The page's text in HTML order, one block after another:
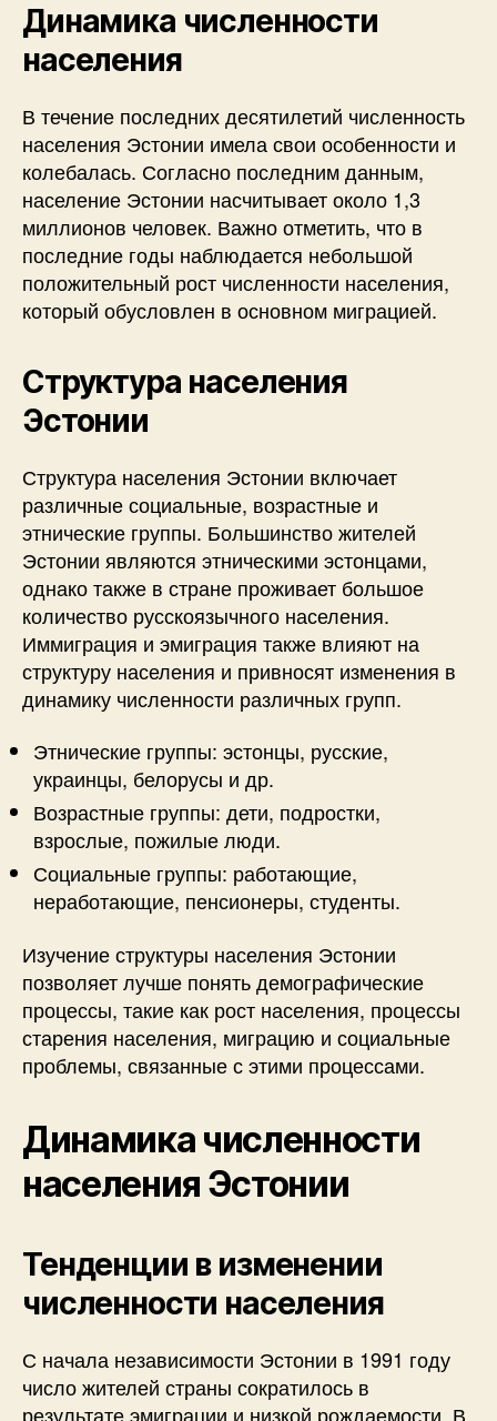
Динамика численности
населения
В течение последних десятилетий численность
населения Эстонии имела свои особенности и
колебалась. Согласно последним данным,
население Эстонии насчитывает около 1,3
миллионов человек. Важно отметить, что в
последние годы наблюдается небольшой
положительный рост численности населения,
который обусловлен в основном миграцией.
Структура населения
Эстонии
Структура населения Эстонии включает
различные социальные, возрастные и
этнические группы. Большинство жителей
Эстонии являются этническими эстонцами,
однако также в стране проживает большое
количество русскоязычного населения.
Иммиграция и эмиграция также влияют на
структуру населения и привносят изменения в
динамику численности различных групп.
Этнические группы: эстонцы, русские,
украинцы, белорусы и др.
Возрастные группы: дети, подростки,
взрослые, пожилые люди.
Социальные группы: работающие,
неработающие, пенсионеры, студенты.
Изучение структуры населения Эстонии
позволяет лучше понять демографические
процессы, такие как рост населения, процессы
старения населения, миграцию и социальные
проблемы, связанные с этими процессами.
Динамика численности
населения Эстонии
Тенденции в изменении
численности населения
С начала независимости Эстонии в 1991 году
число жителей страны сократилось в
результате эмиграции и низкой рождаемости. В